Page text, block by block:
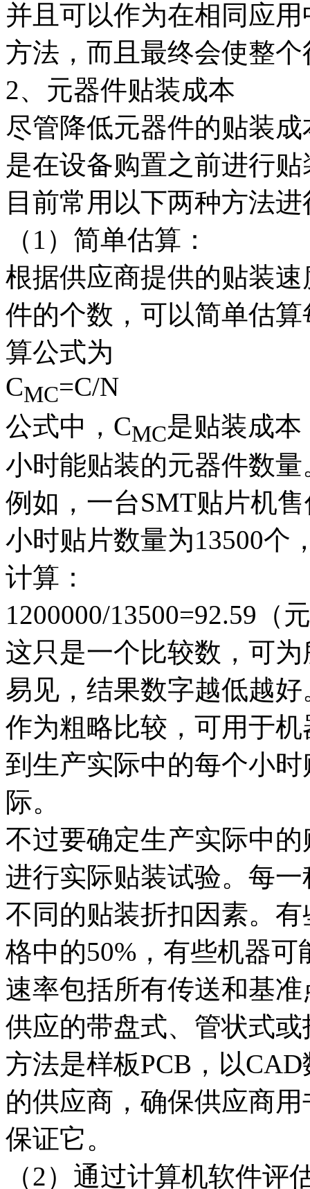
并且可以作为在相同应
方法，而且最终会使整
2、元器件贴装成本
尽管降低元器件的贴装
是在设备购置之前进行
目前常用以下两种方法进
（1）简单估算：
根据供应商提供的贴装
件的个数，可以简单估
算公式为
CMC=C/N
公式中，CMC是贴装成
小时能贴装的元器件数量
例如，一台SMT贴片机
小时贴片数量为13500个
计算：
1200000/13500=92.59（
这只是一个比较数，可
易见，结果数字越低越
作为粗略比较，可用于
到生产实际中的每个小
际。
不过要确定生产实际中
进行实际贴装试验。每
不同的贴装折扣因素。
格中的50%，有些机器
速率包括所有传送和基
供应的带盘式、管状式
方法是样板PCB，以
的供应商，确保供应商
保证它。
（2）通过计算机软件评